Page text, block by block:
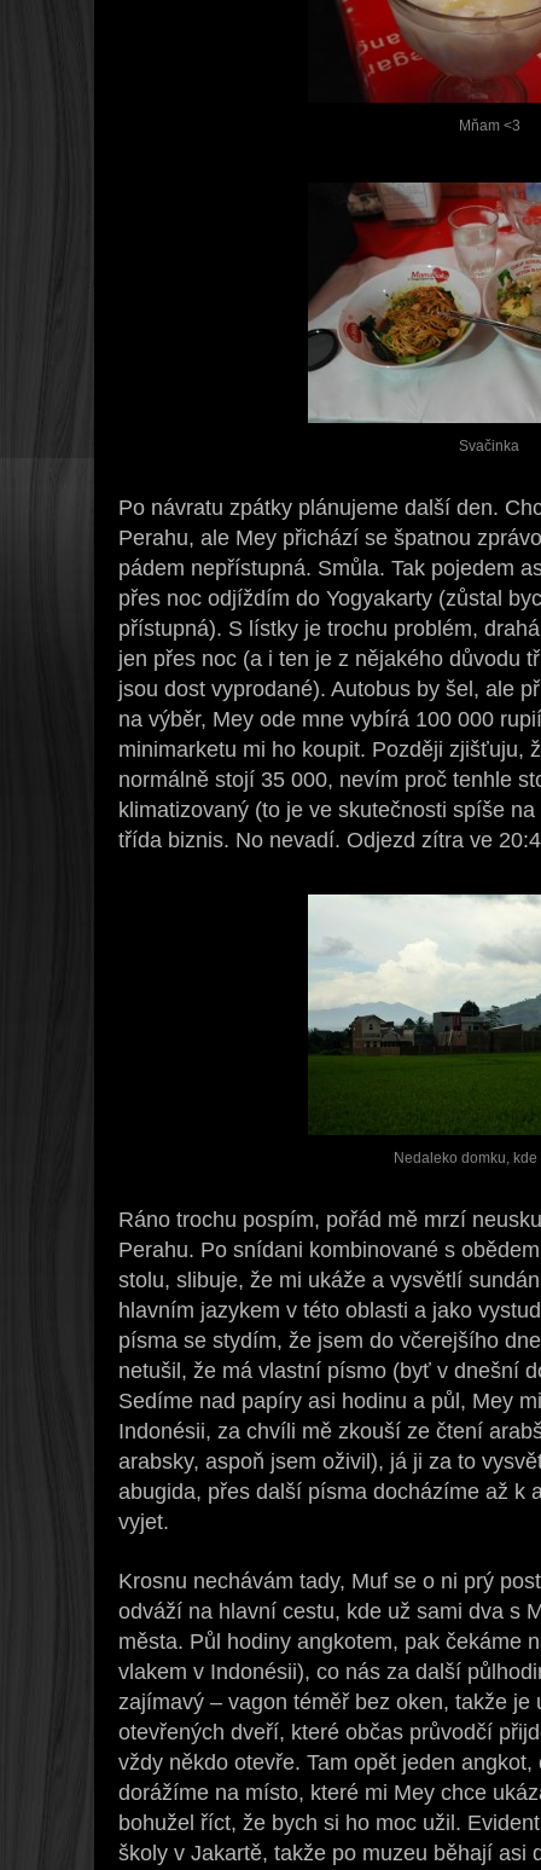
Mňam <3
Svačinka
Po návratu zpátky plánujeme další den.
Perahu, ale Mey přichází se špatnou
pádem nepřístupná. Smůla. Tak pojedem
přes noc odjíždím do Yogyakarty (zůstal
přístupná). S lístky je trochu problém,
jen přes noc (a i ten je z nějakého důvodu
jsou dost vyprodané). Autobus by šel, ale
na výběr, Mey ode mne vybírá 100 000
minimarketu mi ho koupit. Později zjišťuju,
normálně stojí 35 000, nevím proč tenhle
klimatizovaný (to je ve skutečnosti spíše
třída biznis. No nevadí. Odjezd zítra ve
Nedaleko domku,
Ráno trochu pospím, pořád mě mrzí
Perahu. Po snídani kombinované s
stolu, slibuje, že mi ukáže a vysvětlí
hlavním jazykem v této oblasti a jako
písma se stydím, že jsem do včerejšího
netušil, že má vlastní písmo (byť v dnešní
Sedíme nad papíry asi hodinu a půl, Mey
Indonésii, za chvíli mě zkouší ze čtení
arabsky, aspoň jsem oživil), já ji za to
abugida, přes další písma docházíme až k
vyjet.
Krosnu nechávám tady, Muf se o ni prý
odváží na hlavní cestu, kde už sami dva s
města. Půl hodiny angkotem, pak čekáme
vlakem v Indonésii), co nás za další
zajímavý – vagon téměř bez oken, takže
otevřených dveří, které občas průvodčí
vždy někdo otevře. Tam opět jeden
dorážíme na místo, které mi Mey chce
bohužel říct, že bych si ho moc užil.
školy v Jakartě, takže po muzeu běhají asi